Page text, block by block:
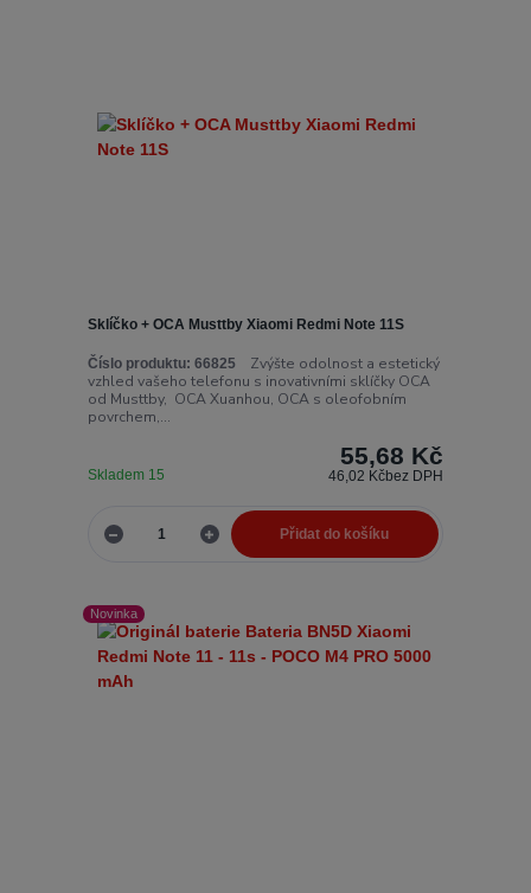
Sklíčko + OCA Musttby Xiaomi Redmi Note 11S
Číslo produktu: 66825
Zvýšte odolnost a estetický
vzhled vašeho telefonu s inovativními sklíčky OCA
od Musttby, OCA Xuanhou, OCA s oleofobním
povrchem,...
55,68 Kč
46,02 Kčbez DPH
Skladem 15
Přidat do košíku
Novinka